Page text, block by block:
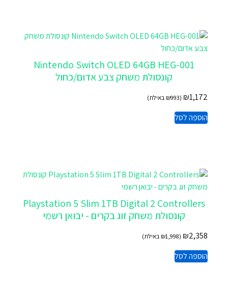
Nintendo Switch OLED 64GB HEG-001
קונסולת משחק צבע אדום/כחול
₪1,172
(
₪993 באילת)
הוספה לסל
Playstation 5 Slim 1TB Digital 2 Controllers
קונסולת משחק זוג בקרים - יבואן רשמי
₪2,358
(
₪1,998 באילת)
הוספה לסל